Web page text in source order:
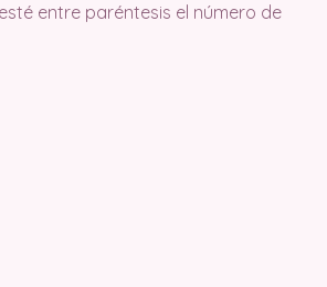
entre paréntesis el número de